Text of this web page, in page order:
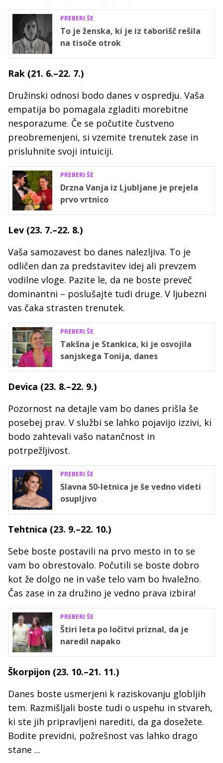
PREBERI ŠE
To je ženska, ki je iz taborišč rešila
na tisoče otrok
Rak (21. 6.–22. 7.)
Družinski odnosi bodo danes v ospredju. Vaša
empatija bo pomagala zgladiti morebitne
nesporazume. Če se počutite čustveno
preobremenjeni, si vzemite trenutek zase in
prisluhnite svoji intuiciji.
PREBERI ŠE
Drzna Vanja iz Ljubljane je prejela
prvo vrtnico
Lev (23. 7.–22. 8.)
Vaša samozavest bo danes nalezljiva. To je
odličen dan za predstavitev idej ali prevzem
vodilne vloge. Pazite le, da ne boste preveč
dominantni – poslušajte tudi druge. V ljubezni
vas čaka strasten trenutek.
PREBERI ŠE
Takšna je Stankica, ki je osvojila
sanjskega Tonija, danes
Devica (23. 8.–22. 9.)
Pozornost na detajle vam bo danes prišla še
posebej prav. V službi se lahko pojavijo izzivi, ki
bodo zahtevali vašo natančnost in
potrpežljivost.
PREBERI ŠE
Slavna 50-letnica je še vedno videti
osupljivo
Tehtnica (23. 9.–22. 10.)
Sebe boste postavili na prvo mesto in to se
vam bo obrestovalo. Počutili se boste dobro
kot že dolgo ne in vaše telo vam bo hvaležno.
Čas zase in za družino je vedno prava izbira!
PREBERI ŠE
Štiri leta po ločitvi priznal, da je
naredil napako
Škorpijon (23. 10.–21. 11.)
Danes boste usmerjeni k raziskovanju globljih
tem. Razmišljali boste tudi o uspehu in stvareh,
ki ste jih pripravljeni narediti, da ga dosežete.
Bodite previdni, požrešnost vas lahko drago
stane ...